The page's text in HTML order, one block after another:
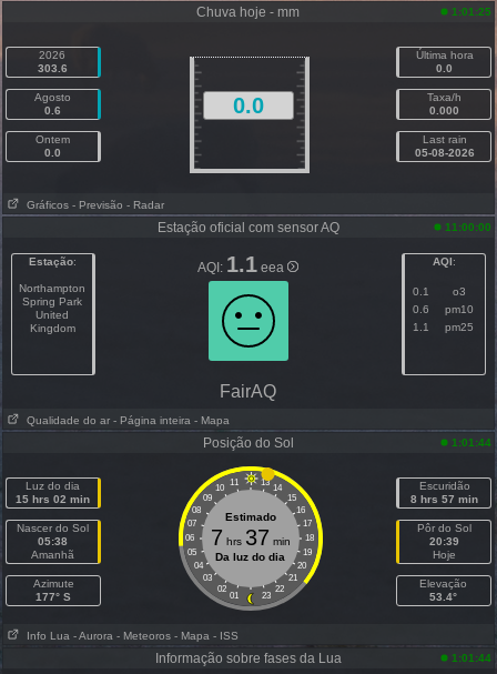
Chuva hoje - mm 1:01:25
2026
303.6
Agosto
0.6
Ontem
0.0
0.0
Última hora
0.0
Taxa/h
0.000
Last rain
05-08-2026
Gráficos - Previsão - Radar
Estação oficial com sensor AQ 11:00:00
Estação:
Northampton
Spring Park
United
Kingdom
AQI: 1.1 eea AQI:
0.1
o3
0.6
pm10
1.1
pm25
FairAQ
Qualidade do ar - Página inteira - Mapa
Posição do Sol 1:01:44
Luz do dia
15 hrs 02 min
Nascer do Sol
05:38
Amanhã
Azimute
177° S
11 13
10
14
09
15
08
16
07
17
06
18
05
19
04
20
03
21
02
22
01 23
Estimado
7 hrs 37 min
Da luz do dia
Escuridão
8 hrs 57 min
Pôr do Sol
20:39
Hoje
Elevação
53.4°
Info Lua - Aurora - Meteoros - Mapa - ISS
Informação sobre fases da Lua 1:01:44